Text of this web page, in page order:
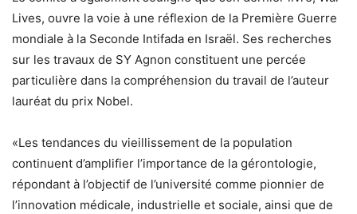
Lives, ouvre la voie à une réflexion de la Première Guerre
mondiale à la Seconde Intifada en Israël. Ses recherches
sur les travaux de SY Agnon constituent une percée
particulière dans la compréhension du travail de l’auteur
lauréat du prix Nobel.
«Les tendances du vieillissement de la population
continuent d’amplifier l’importance de la gérontologie,
répondant à l’objectif de l’université comme pionnier de
l’innovation médicale, industrielle et sociale, ainsi que de